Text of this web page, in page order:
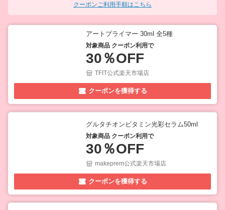
クーポンご利用手順はこちら
アートプライマー 30ml 全5種
対象商品 クーポン利用で
30％OFF
TFIT公式楽天市場店
クーポンを獲得する
グルタチオンビタミン光彩セラム50ml
対象商品 クーポン利用で
30％OFF
makeprem公式楽天市場店
クーポンを獲得する